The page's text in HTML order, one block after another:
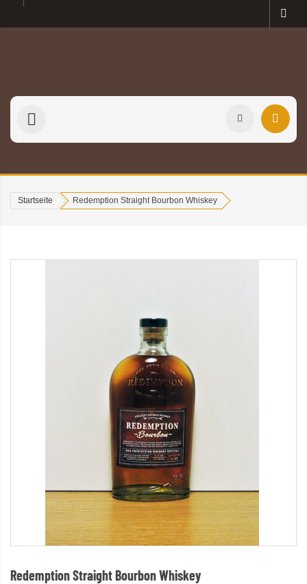
Startseite Redemption Straight Bourbon Whiskey
Redemption Straight Bourbon Whiskey